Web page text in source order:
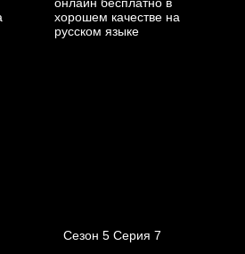
Сезон 5 Серия 7